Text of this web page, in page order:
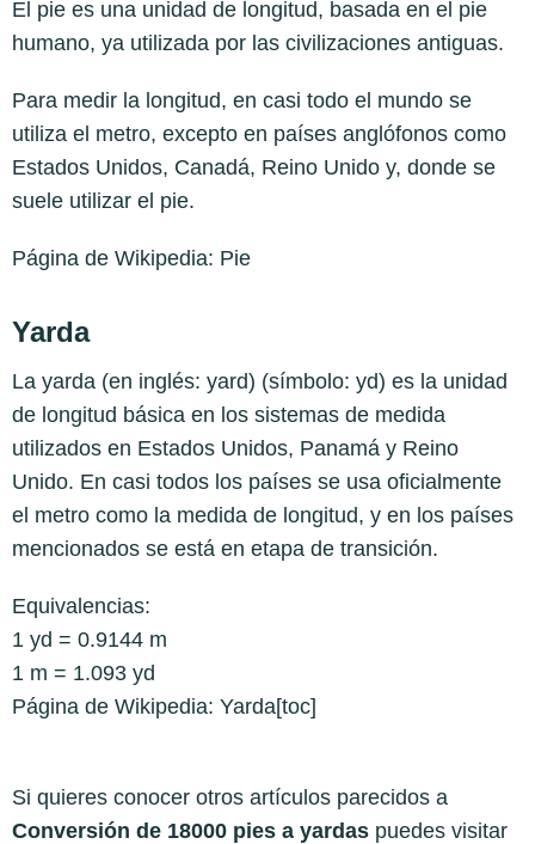
El pie es una unidad de longitud, basada en el pie
humano, ya utilizada por las civilizaciones antiguas.
Para medir la longitud, en casi todo el mundo se
utiliza el metro, excepto en países anglófonos como
Estados Unidos, Canadá, Reino Unido y, donde se
suele utilizar el pie.
Página de Wikipedia: Pie
Yarda
La yarda (en inglés: yard) (símbolo: yd) es la unidad
de longitud básica en los sistemas de medida
utilizados en Estados Unidos, Panamá y Reino
Unido. En casi todos los países se usa oficialmente
el metro como la medida de longitud, y en los países
mencionados se está en etapa de transición.​
Equivalencias:
1 yd = 0.9144 m
1 m = 1.093 yd
Página de Wikipedia: Yarda[toc]
Si quieres conocer otros artículos parecidos a
Conversión de 18000 pies a yardas puedes visitar